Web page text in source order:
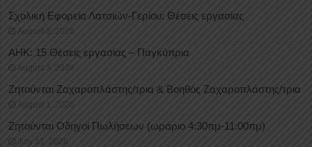
Σχολική Εφορεία Λατσιών-Γερίου: Θέσεις εργασίας
August 3, 2026
ΑΗΚ: 15 Θέσεις εργασίας – Παγκύπρια
August 3, 2026
Ζητούνται Ζαχαροπλάστης/τρια & Βοηθός Ζαχαροπλάστης/τρια
August 1, 2026
Ζητούνται Οδηγοί Πωλήσεων (ωράριο 4:30πμ-11:00πμ)
July 31, 2026